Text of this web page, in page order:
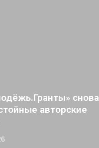
снова
авторские